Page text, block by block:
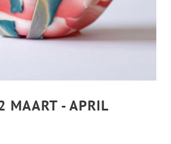
MAART - APRIL